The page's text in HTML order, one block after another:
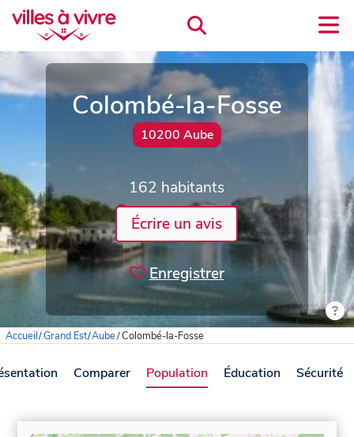
Colombé-la-Fosse
10200 Aube
162 habitants
Écrire un avis
Enregistrer
Accueil/Grand Est/Aube/Colombé-la-Fosse
Comparer Population Éducation Sécurité